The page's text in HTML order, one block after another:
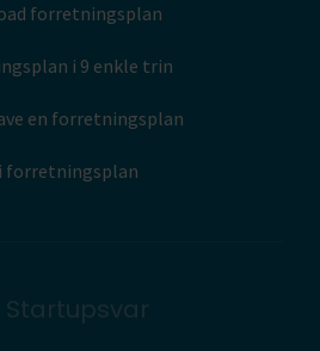
forretningsplan
i 9 enkle trin
en forretningsplan
forretningsplan
Startupsvar